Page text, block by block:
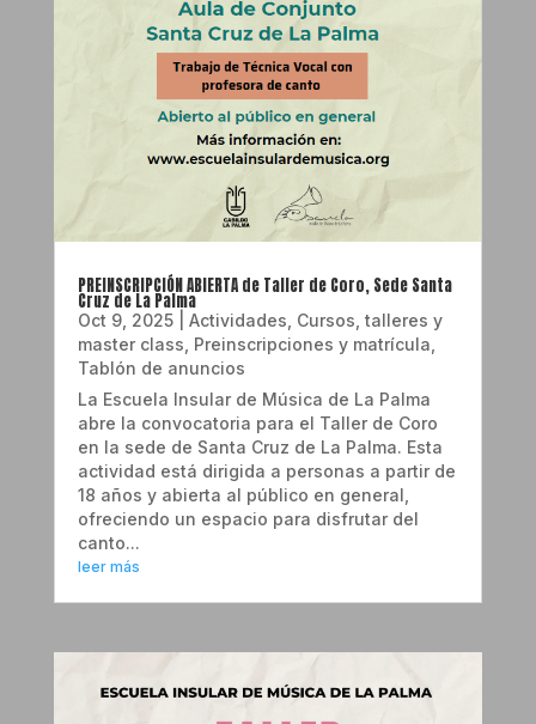
PREINSCRIPCIÓN ABIERTA de Taller de Coro, Sede Santa
Cruz de La Palma
Oct 9, 2025| Actividades Cursos, talleres y
master class Preinscripciones y matrícula
Tablón de anuncios
La Escuela Insular de Música de La Palma
abre la convocatoria para el Taller de Coro
en la sede de Santa Cruz de La Palma. Esta
actividad está dirigida a personas a partir de
18 años y abierta al público en general,
ofreciendo un espacio para disfrutar del
canto...
leer más